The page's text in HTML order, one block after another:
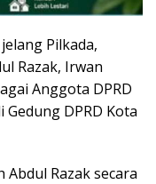
Pilkada,
Razak, Irwan
Anggota DPRD
DPRD Kota
Razak secara